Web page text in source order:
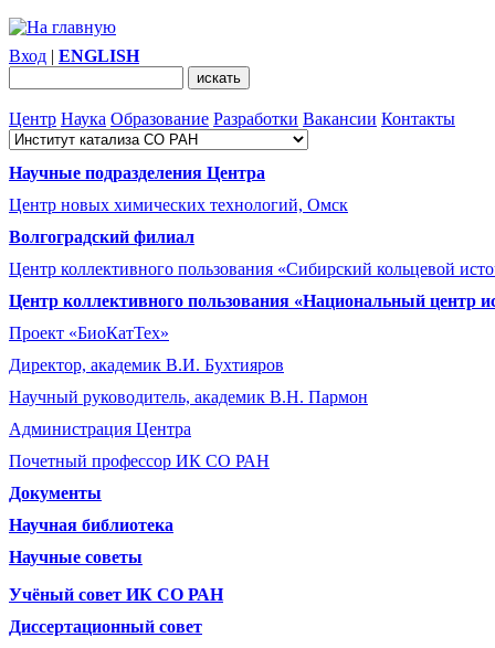
Вход | ENGLISH
Центр Наука Образование Разработки Вакансии Контакты
Научные подразделения Центра
Центр новых химических технологий, Омск
Волгоградский филиал
Центр коллективного пользования «Сибирский кольцевой
Центр коллективного пользования «Национальный центр
Проект «БиоКатТех»
Директор, академик В.И. Бухтияров
Научный руководитель, академик В.Н. Пармон
Администрация Центра
Почетный профессор ИК СО РАН
Документы
Научная библиотека
Научные советы
Учёный совет ИК СО РАН
Диссертационный совет